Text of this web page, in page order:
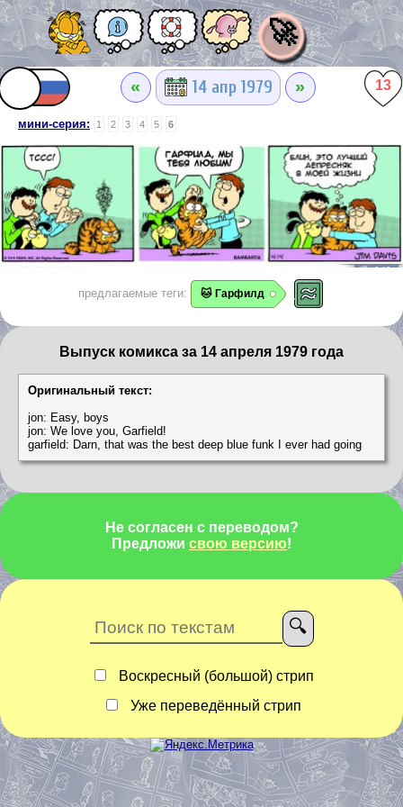
🚀
« 14 апр 1979 » 13
мини-серия: 1 2 3 4 5 6
предлагаемые теги: 🐱 Гарфилд
Выпуск комикса за 14 апреля 1979 года
Оригинальный текст:
jon: Easy, boys
jon: We love you, Garfield!
garfield: Darn, that was the best deep blue funk I ever had going
Не согласен с переводом?
Предложи свою версию!
Воскресный (большой) стрип
Уже переведённый стрип